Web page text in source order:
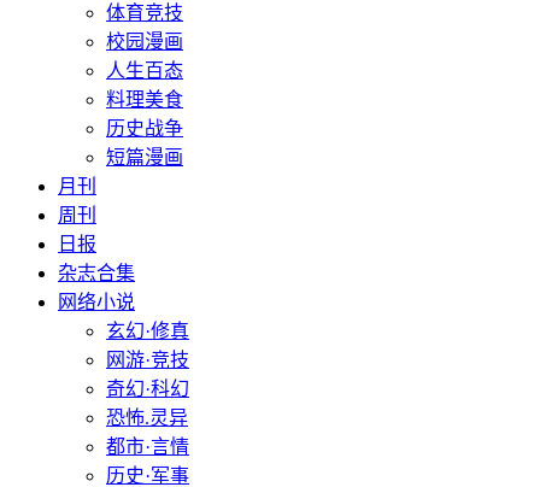
体育竞技
校园漫画
人生百态
料理美食
历史战争
短篇漫画
月刊
周刊
日报
杂志合集
网络小说
玄幻·修真
网游·竞技
奇幻·科幻
恐怖.灵异
都市·言情
历史·军事